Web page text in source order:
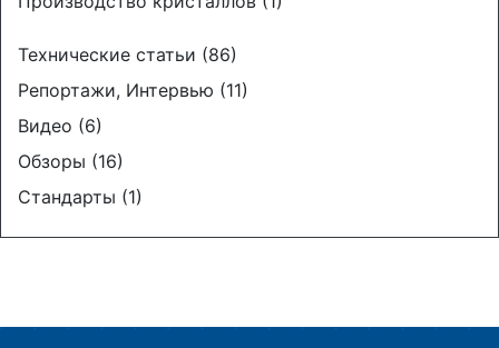
Технические статьи (86)
Репортажи, Интервью (11)
Видео (6)
Обзоры (16)
Стандарты (1)